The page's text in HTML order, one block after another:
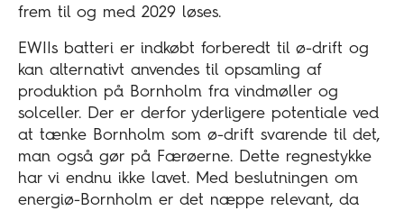
frem til og med 2029 løses.
EWIIs batteri er indkøbt forberedt til ø-drift og
kan alternativt anvendes til opsamling af
produktion på Bornholm fra vindmøller og
solceller. Der er derfor yderligere potentiale ved
at tænke Bornholm som ø-drift svarende til det,
man også gør på Færøerne. Dette regnestykke
har vi endnu ikke lavet. Med beslutningen om
energiø-Bornholm er det næppe relevant, da